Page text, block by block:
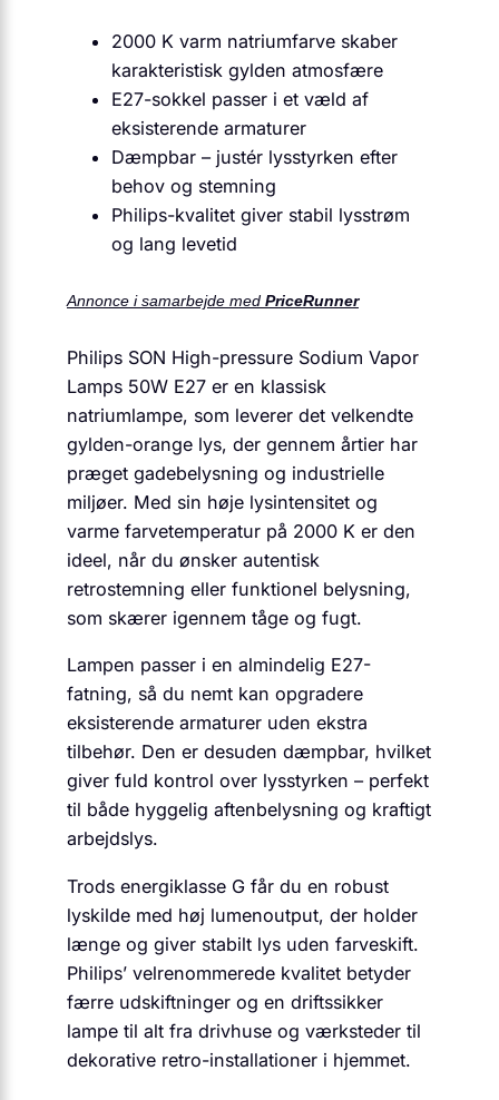
2000 K varm natriumfarve skaber
karakteristisk gylden atmosfære
E27-sokkel passer i et væld af
eksisterende armaturer
Dæmpbar – justér lysstyrken efter
behov og stemning
Philips-kvalitet giver stabil lysstrøm
og lang levetid
Annonce i samarbejde med PriceRunner
Philips SON High-pressure Sodium Vapor
Lamps 50W E27 er en klassisk
natriumlampe, som leverer det velkendte
gylden-orange lys, der gennem årtier har
præget gadebelysning og industrielle
miljøer. Med sin høje lysintensitet og
varme farvetemperatur på 2000 K er den
ideel, når du ønsker autentisk
retrostemning eller funktionel belysning,
som skærer igennem tåge og fugt.
Lampen passer i en almindelig E27-
fatning, så du nemt kan opgradere
eksisterende armaturer uden ekstra
tilbehør. Den er desuden dæmpbar, hvilket
giver fuld kontrol over lysstyrken – perfekt
til både hyggelig aftenbelysning og kraftigt
arbejdslys.
Trods energiklasse G får du en robust
lyskilde med høj lumenoutput, der holder
længe og giver stabilt lys uden farveskift.
Philips’ velrenommerede kvalitet betyder
færre udskiftninger og en driftssikker
lampe til alt fra drivhuse og værksteder til
dekorative retro-installationer i hjemmet.